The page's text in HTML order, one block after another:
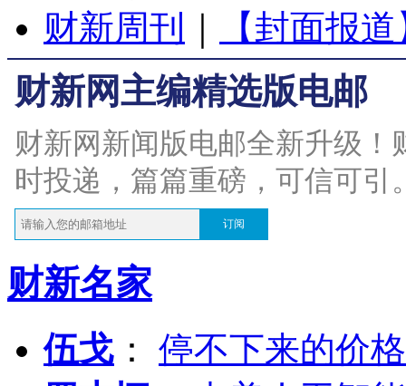
财新周刊
【封面报
财新网主编精选版电邮
财新网新闻版电邮全新升级
时投递，篇篇重磅，可信可引
订阅
财新名家
伍戈 ： 停不下来的价